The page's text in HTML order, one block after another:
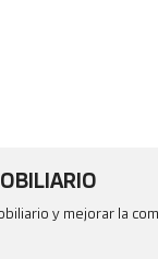
y mejorar la